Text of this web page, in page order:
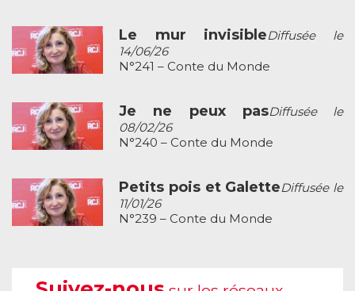
Le mur invisibleDiffusée le
14/06/26
N°241 – Conte du Monde
Je ne peux pasDiffusée le
08/02/26
N°240 – Conte du Monde
Petits pois et GaletteDiffusée le
11/01/26
N°239 – Conte du Monde